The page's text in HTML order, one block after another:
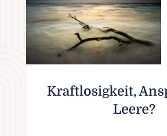
Kraftlosigkeit,
Leere?